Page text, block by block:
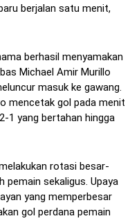
berjalan satu menit,
berhasil menyamakan
Michael Amir Murillo
masuk ke gawang.
mencetak gol pada menit
1 yang bertahan hingga
rotasi besar-
pemain sekaligus. Upaya
yang memperbesar
gol perdana pemain